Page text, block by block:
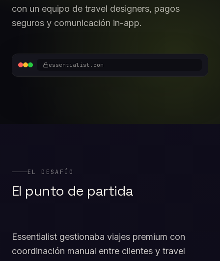
con un equipo de travel designers, pagos
seguros y comunicación in-app.
essentialist.com
EL DESAFÍO
El punto de partida
Essentialist gestionaba viajes premium con
coordinación manual entre clientes y travel